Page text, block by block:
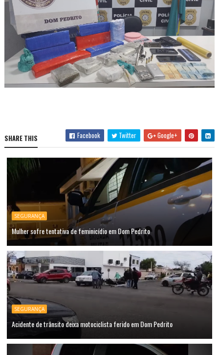
SHARE THIS Facebook Twitter Google+
SEGURANÇA
Mulher sofre tentativa de feminicídio em Dom Pedrito
SEGURANÇA
Acidente de trânsito deixa motociclista ferido em Dom Pedrito